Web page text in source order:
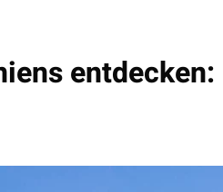
entdecken: